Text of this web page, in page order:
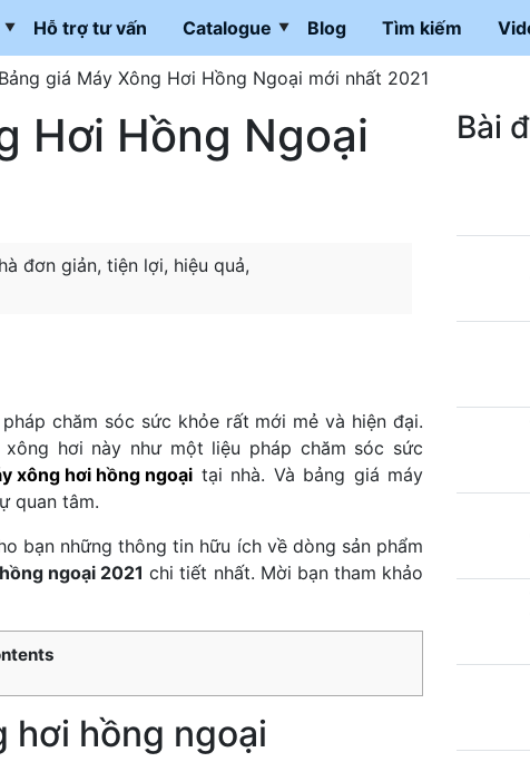
Hỗ trợ tư vấn Catalogue Blog Tìm kiếm
Bảng giá Máy Xông Hơi Hồng Ngoại mới nhất 2021
Hơi Hồng Ngoại
đơn giản, tiện lợi, hiệu quả,
chăm sóc sức khỏe rất mới mẻ và hiện đại.
hơi này như một liệu pháp chăm sóc sức
xông hơi hồng ngoại tại nhà. Và bảng giá máy
quan tâm.
bạn những thông tin hữu ích về dòng sản phẩm
ngoại 2021 chi tiết nhất. Mời bạn tham khảo
hơi hồng ngoại
Bài